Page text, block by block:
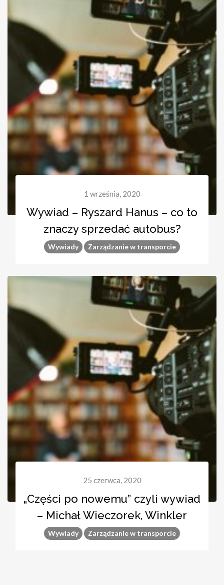
1 września, 2020
Wywiad – Ryszard Hanus – co to
znaczy sprzedać autobus?
Wywiady Zarządzanie w transporcie
25 czerwca, 2020
„Części po nowemu” czyli wywiad
– Michał Wieczorek, Winkler
Wywiady Zarządzanie w transporcie